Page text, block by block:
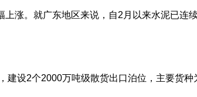
涨。就广东地区来说，自2月以来水泥已连
设2个2000万吨级散货出口泊位，主要货